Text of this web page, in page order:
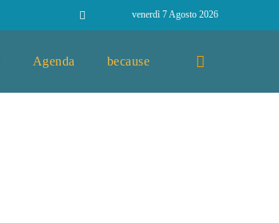
venerdì 7 Agosto 2026
Agenda because